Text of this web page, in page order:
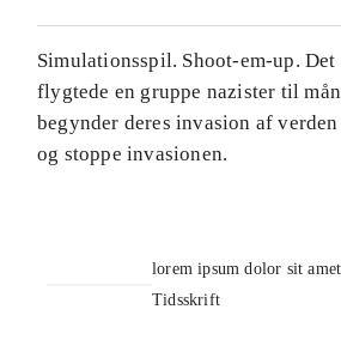
Simulationsspil. Shoot-em-up.
flygtede en gruppe nazister til
begynder deres invasion af
og stoppe invasionen.
lorem ipsum dolor sit
Tidsskrift